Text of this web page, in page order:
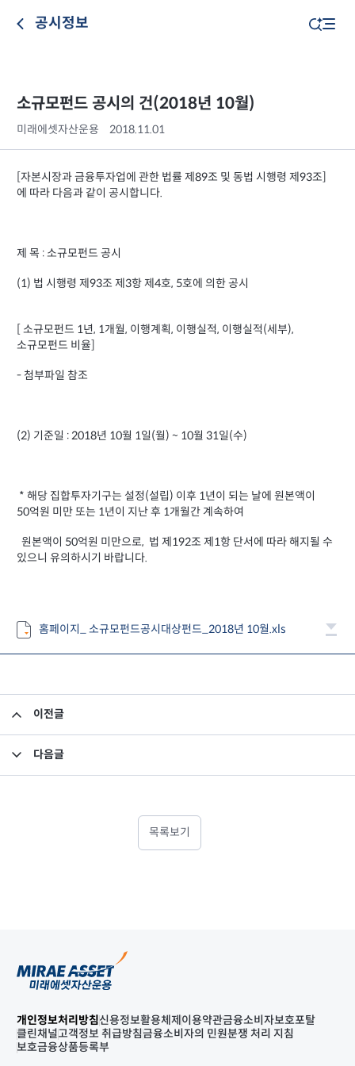
공시정보
소규모펀드 공시의 건(2018년 10월)
미래에셋자산운용 2018.11.01
[자본시장과 금융투자업에 관한 법률 제89조 및 동법 시행령 제93조]
에 따라 다음과 같이 공시합니다.
제 목 : 소규모펀드 공시
(1) 법 시행령 제93조 제3항 제4호, 5호에 의한 공시
[ 소규모펀드 1년, 1개월, 이행계획, 이행실적, 이행실적(세부),
소규모펀드 비율]
- 첨부파일 참조
(2) 기준일 :2018년 10월 1일(월) ~ 10월 31일(수)
* 해당 집합투자기구는 설정(설립) 이후 1년이 되는 날에 원본액이
50억원 미만 또는 1년이 지난 후 1개월간 계속하여
원본액이 50억원 미만으로, 법 제192조 제1항 단서에 따라 해지될 수
있으니 유의하시기 바랍니다.
홈페이지_ 소규모펀드공시대상펀드_2018년 10월.xls
이전글
다음글
목록보기
개인정보처리방침신용정보활용체제 이용약관금융소비자보호포탈
클린채널고객정보 취급방침금융소비자의 민원분쟁 처리 지침
보호금융상품등록부